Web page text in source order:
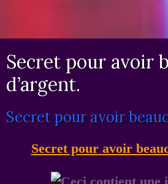
Secret pour avoir
d’argent.
Secret pour avoir
Secret pour avoir